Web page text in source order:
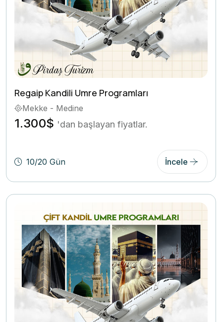
Regaip Kandili Umre Programları
Mekke - Medine
1.300$ 'dan başlayan fiyatlar.
10/20 Gün İncele